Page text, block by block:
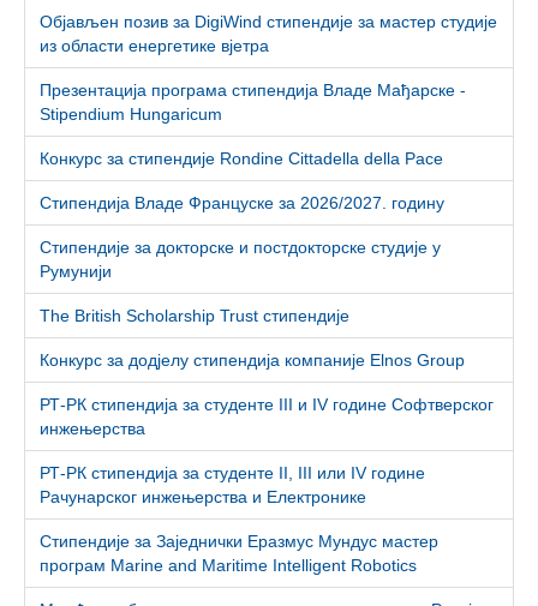
Објављен позив за DigiWind стипендије за мастер студије
из области енергетике вјетра
Презентација програма стипендија Владе Мађарске -
Stipendium Hungaricum
Конкурс за стипендије Rondine Cittadella della Pace
Стипендија Владе Француске за 2026/2027. годину
Стипендије за докторске и постдокторске студије у
Румунији
The British Scholarship Trust стипендије
Конкурс за додјелу стипендија компаније Elnos Group
РТ-РК стипендија за студенте III и IV године Софтверског
инжењерства
РТ-РК стипендија за студенте II, III или IV године
Рачунарског инжењерства и Електронике
Стипендије за Заједнички Еразмус Мундус мастер
програм Marine and Maritime Intelligent Robotics